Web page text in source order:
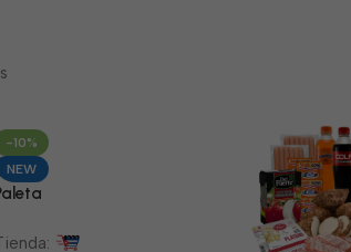
-10%
NEW